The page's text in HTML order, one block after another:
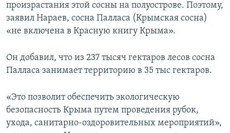
произрастания этой сосны на полуострове. Поэтому,
заявил Нараев, сосна Палласа (Крымская сосна)
«не включена в Красную книгу Крыма».
Он добавил, что из 237 тысяч гектаров лесов сосна
Палласа занимает территорию в 35 тыс гектаров.
«Это позволит обеспечить экологическую
безопасность Крыма путем проведения рубок,
ухода, санитарно-оздоровительных мероприятий»,